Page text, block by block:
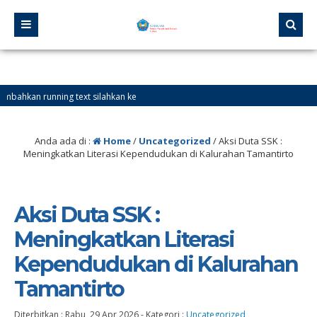
text silahkan ke
Anda ada di : Home/ Uncategorized /Aksi Duta SSK :
Meningkatkan Literasi Kependudukan di Kalurahan Tamantirto
Aksi Duta SSK :
Meningkatkan Literasi
Kependudukan di Kalurahan
Tamantirto
Diterbitkan : Rabu, 29 Apr 2026- Kategori : Uncategorized